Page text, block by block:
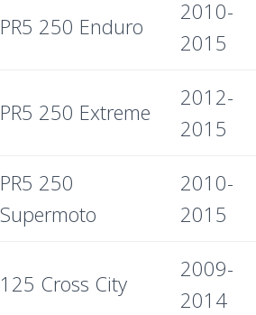
PR5 250 Enduro
2010-
2015
PR5 250 Extreme
2012-
2015
PR5 250
Supermoto
2010-
2015
125 Cross City
2009-
2014